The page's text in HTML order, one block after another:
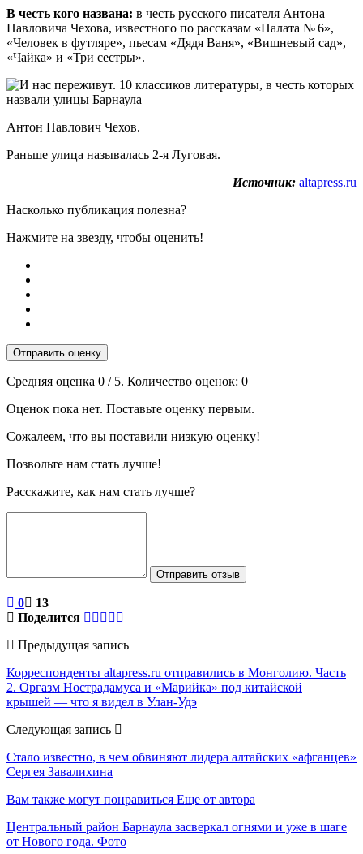
В честь кого названа: в честь русского писателя Антона
Павловича Чехова, известного по рассказам «Палата № 6»,
«Человек в футляре», пьесам «Дядя Ваня», «Вишневый сад»,
«Чайка» и «Три сестры».
Антон Павлович Чехов.
Раньше улица называлась 2-я Луговая.
Источник: altapress.ru
Насколько публикация полезна?
Нажмите на звезду, чтобы оценить!
Отправить оценку
Средняя оценка 0 / 5. Количество оценок: 0
Оценок пока нет. Поставьте оценку первым.
Сожалеем, что вы поставили низкую оценку!
Позвольте нам стать лучше!
Расскажите, как нам стать лучше?
Отправить отзыв
0
13
Поделится
Предыдущая запись
Корреспонденты altapress.ru отправились в Монголию. Часть
2. Оргазм Нострадамуса и «Марийка» под китайской
крышей — что я видел в Улан-Удэ
Следующая запись
Стало известно, в чем обвиняют лидера алтайских «афганцев»
Сергея Завалихина
Вам также могут понравиться Еще от автора
Центральный район Барнаула засверкал огнями и уже в шаге
от Нового года. Фото